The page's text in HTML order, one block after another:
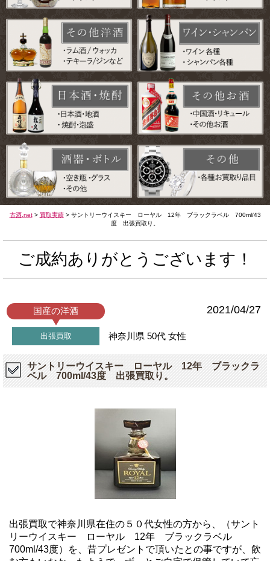
古酒.net> 買取実績> サントリーウイスキー ローヤル 12年 ブラックラベル 700ml/43
度 出張買取り。
ご成約ありがとうございます！
国産の洋酒 2021/04/27
出張買取 神奈川県 50代 女性
サントリーウイスキー ローヤル 12年 ブラックラ
ベル 700ml/43度 出張買取り。
出張買取で神奈川県在住の５０代女性の方から、（サント
リーウイスキー ローヤル 12年 ブラックラベル
700ml/43度）を、昔プレゼントで頂いたとの事ですが、飲